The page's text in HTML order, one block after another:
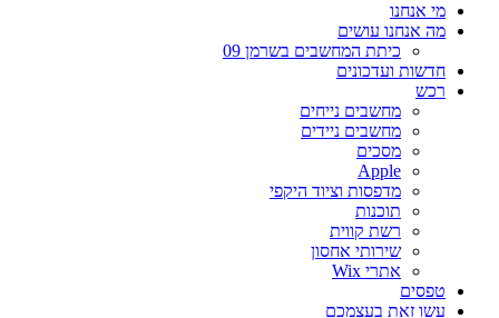
מי אנחנו
מה אנחנו עושים
כיתת המחשבים בשרמן 09
חדשות ועדכונים
רכש
מחשבים נייחים
מחשבים ניידים
מסכים
Apple
מדפסות וציוד היקפי
תוכנות
רשת קווית
שירותי אחסון
אתרי Wix
טפסים
עשו זאת בעצמכם